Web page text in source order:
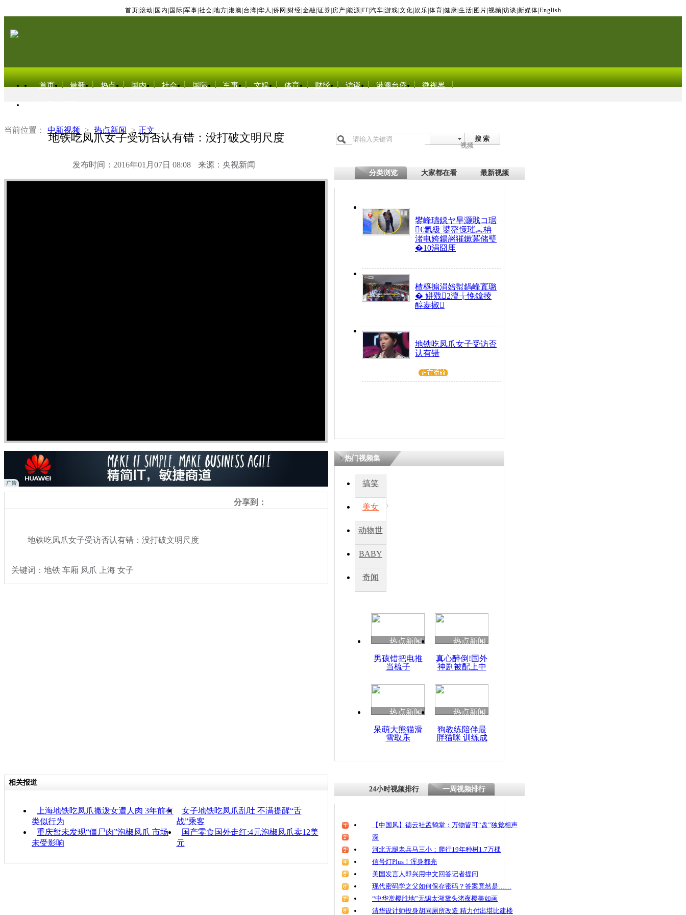
首页 滚动 国内 国际 军事 社会 地方 港澳 台湾 华人 侨网 财经 金融 证券 房产 能源 IT| 汽车 游戏 文化 娱乐 体育 健康 生活 图片 视频 访谈 新媒体 English
首页 最新 热点 国内 社会 国际 军事 文娱 体育 财经 访谈 港澳台侨 微视界
当前位置： 中新视频 > 热点新闻 > 正文
地铁吃凤爪女子受访否认有错：没打破文明尺度
发布时间：2016年01月07日 08:08 来源：央视新闻
搜 索
视频
分类浏览 大家都在看 最新视频
鐢峰瓙鐚ヤ旱灏戝コ琚
€氱級 鍙嶅憡璀︽柟
渚电姱鍚嶈獕鏉冪储璧
�10涓囧厓
楂橀搧涓婄幇鍋峰寘璐
� 姘戣2澶╁悗鎿掕
醇褰掓
地铁吃凤爪女子受访否
认有错
分享到：
地铁吃凤爪女子受访否认有错：没打破文明尺度
关键词：地铁 车厢 凤爪 上海 女子
热门视频集
搞笑
美女
动物世
BABY
秀
奇闻
热点新闻
男孩错把电推
当梳子
热点新闻
真心醉倒!国外
神剧被配上中
热点新闻
呆萌大熊猫滑
雪取乐
热点新闻
狗教练陪伴最
胖猫咪 训练成
相关报道
上海地铁吃凤爪撒泼女遭人肉 3年前有
类似行为
女子地铁吃凤爪乱吐 不满提醒“舌
战”乘客
重庆暂未发现“僵尸肉”泡椒凤爪 市场
未受影响
国产零食国外走红:4元泡椒凤爪卖12美
元
24小时视频排行 一周视频排行
【中国风】德云社孟鹤堂：万物皆可“盘”独觉相声
深
河北无腿老兵马三小：爬行19年种树1.7万棵
信号灯Plus！浑身都亮
美国发言人即兴用中文回答记者提问
现代密码学之父如何保存密码？答案竟然是……
“中华赏樱胜地”无锡太湖鼋头渚夜樱美如画
清华设计师投身胡同厕所改造 精力付出堪比建楼